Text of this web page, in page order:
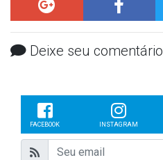
Deixe seu comentário
FACEBOOK INSTAGRAM